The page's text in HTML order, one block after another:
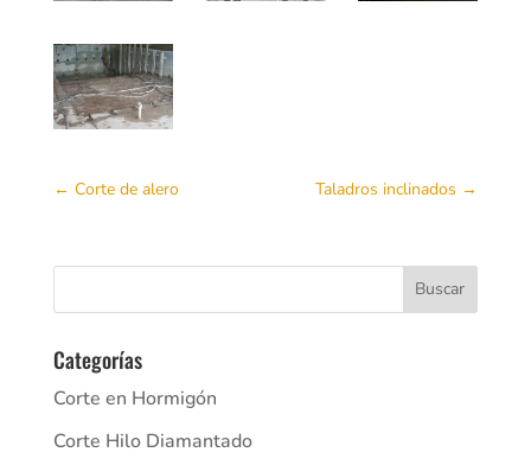
← Corte de alero Taladros inclinados →
Categorías
Corte en Hormigón
Corte Hilo Diamantado